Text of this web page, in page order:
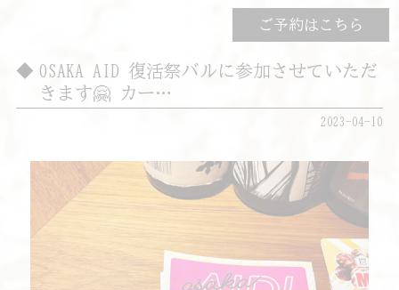
ご予約はこちら
OSAKA AID 復活祭バルに参加させていただ
きます🤗 カー…
2023-04-10